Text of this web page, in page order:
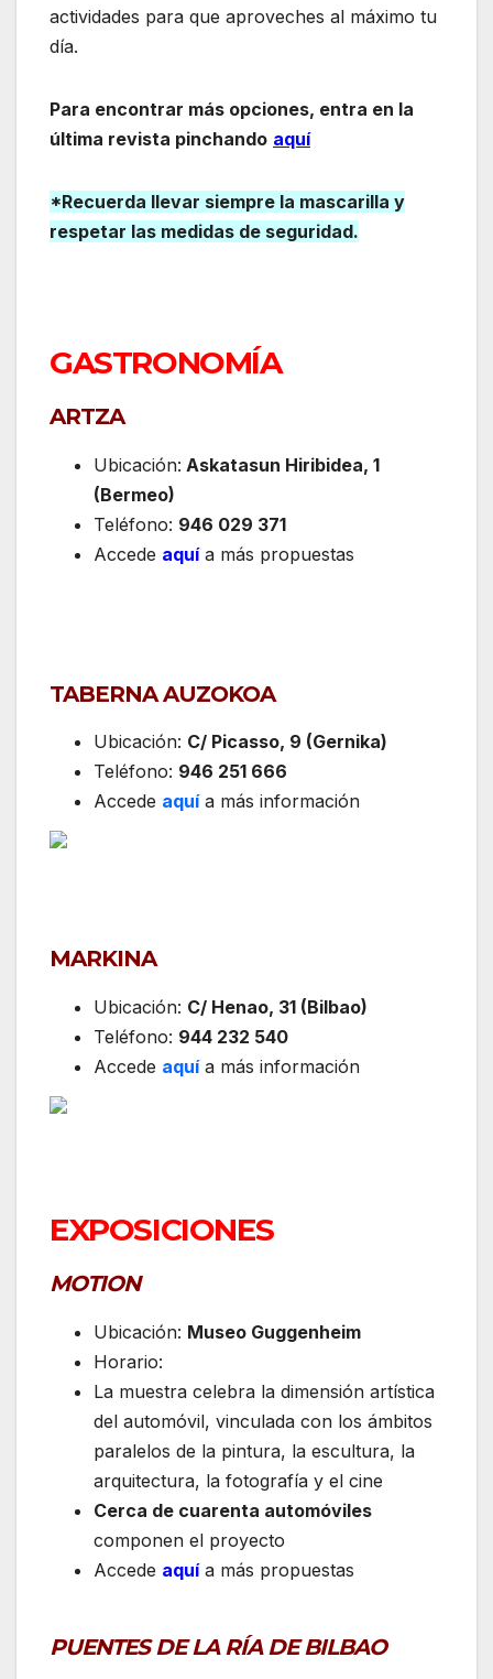
actividades para que aproveches al máximo tu
día.
Para encontrar más opciones, entra en la
última revista pinchando aquí
*Recuerda llevar siempre la mascarilla y
respetar las medidas de seguridad.
GASTRONOMÍA
ARTZA
Ubicación: Askatasun Hiribidea, 1
(Bermeo)
Teléfono: 946 029 371
Accede aquí a más propuestas
TABERNA AUZOKOA
Ubicación: C/ Picasso, 9 (Gernika)
Teléfono: 946 251 666
Accede aquí a más información
MARKINA
Ubicación: C/ Henao, 31 (Bilbao)
Teléfono: 944 232 540
Accede aquí a más información
EXPOSICIONES
MOTION
Ubicación: Museo Guggenheim
Horario:
La muestra celebra la dimensión artística
del automóvil, vinculada con los ámbitos
paralelos de la pintura, la escultura, la
arquitectura, la fotografía y el cine
Cerca de cuarenta automóviles
componen el proyecto
Accede aquí a más propuestas
PUENTES DE LA RÍA DE BILBAO